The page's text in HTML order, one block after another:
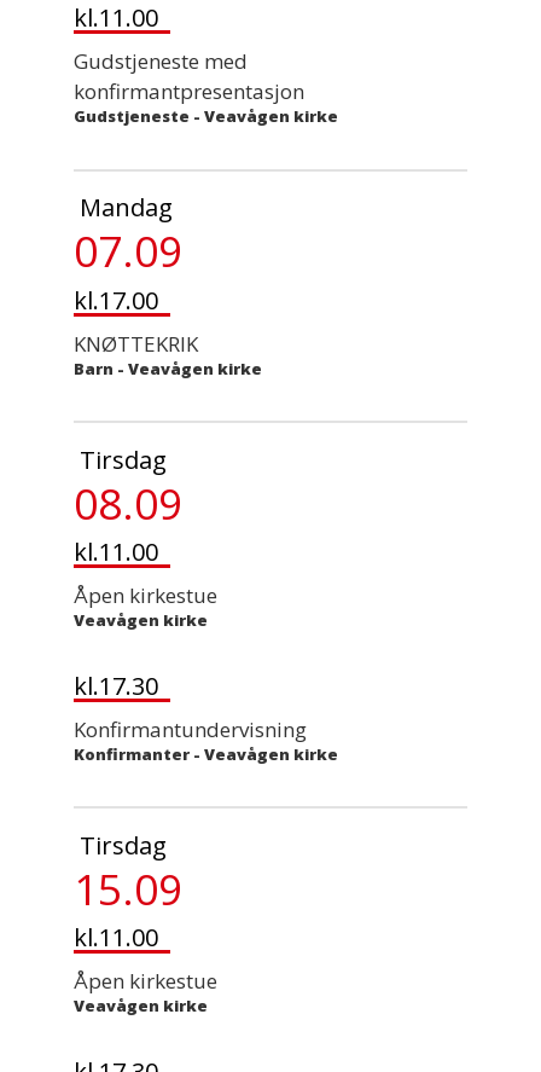
kl.11.00
Gudstjeneste med
konfirmantpresentasjon
Gudstjeneste - Veavågen kirke
Mandag
07.09
kl.17.00
KNØTTEKRIK
Barn - Veavågen kirke
Tirsdag
08.09
kl.11.00
Åpen kirkestue
Veavågen kirke
kl.17.30
Konfirmantundervisning
Konfirmanter - Veavågen kirke
Tirsdag
15.09
kl.11.00
Åpen kirkestue
Veavågen kirke